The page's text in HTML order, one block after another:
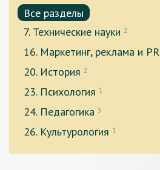
Все разделы
7. Технические науки 2
16. Маркетинг, реклама и PR
20. История 2
23. Психология 1
24. Педагогика 3
26. Культурология 1